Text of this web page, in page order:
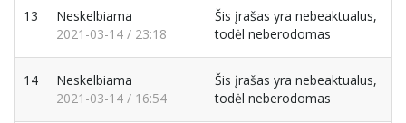
13
Neskelbiama
2021-03-14 / 23:18
Šis įrašas yra nebeaktualus,
todėl neberodomas
14
Neskelbiama
2021-03-14 / 16:54
Šis įrašas yra nebeaktualus,
todėl neberodomas